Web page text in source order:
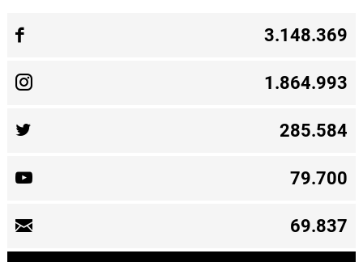
3.148.369
1.864.993
285.584
79.700
69.837